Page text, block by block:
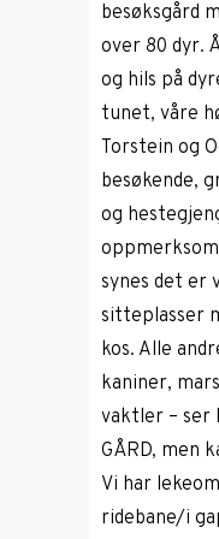
besøksgård
over 80 dyr.
og hils på
tunet, våre
Torstein og
besøkende,
og
synes det er
sitteplasser
kos. Alle
kaniner,
vaktler – ser
GÅRD, men
Vi har
ridebane/i